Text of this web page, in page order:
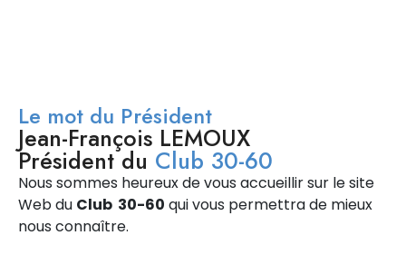
Le mot du Président
Jean-François LEMOUX
Président du Club 30-60
Nous sommes heureux de vous accueillir sur le site
Web du Club 30-60 qui vous permettra de mieux
nous connaître.